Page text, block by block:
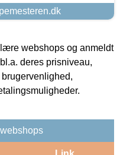
webshops og anmeldt
deres prisniveau,